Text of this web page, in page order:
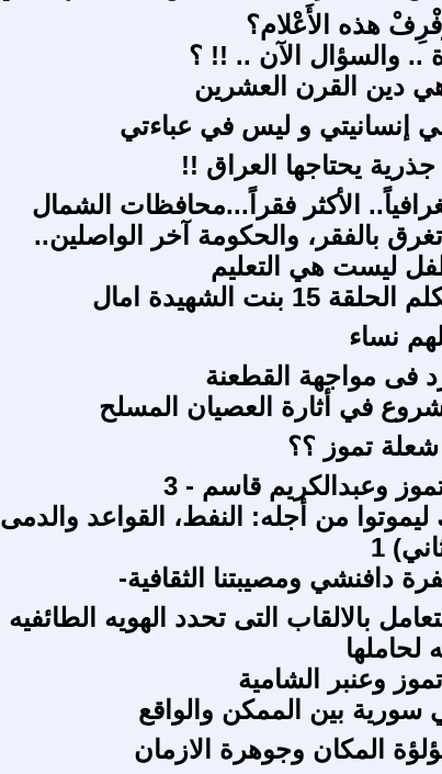
هذه الأَعْلام؟
والسؤال الآن .. !! ؟
هي دين القرن العشرين
إنسانيتي و ليس في عباءتي
يحتاجها العراق !!
الأكثر فقراً...محافظات الشمال
بالفقر، والحكومة آخر الواصلين..
ليست هي التعليم
15 بنت الشهيدة امال
نساء
فى مواجهة القطعنة
في أثارة العصيان المسلح
تموز ؟؟
ليموتوا من أجله: النفط، القواعد والدمى
1
دافنشي ومصيبتنا الثقافية-
بالالقاب التى تحدد الهويه الطائفيه
لحاملها
وعنبر الشامية
سورية بين الممكن والواقع
المكان وجوهرة الازمان